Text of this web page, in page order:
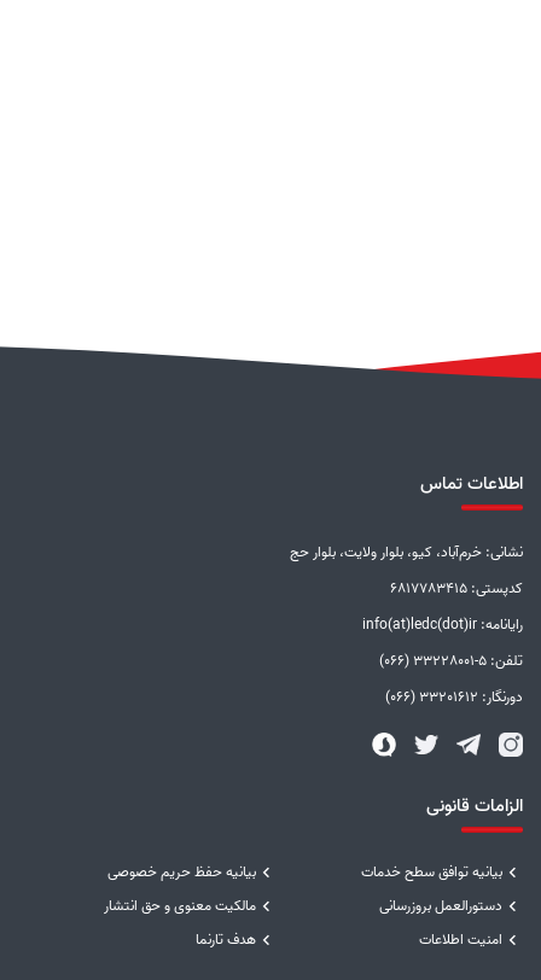
اطلاعات تماس
نشانی: خرم‌آباد، کیو، بلوار ولایت، بلوار حج
کدپستی: 6817783415
رایانامه: info(at)ledc(dot)ir
تلفن: 5-33228001 (066)
دورنگار: 33201612 (066)
الزامات قانونی
بیانیه توافق سطح خدمات
بیانیه حفظ حریم خصوصی
دستورالعمل بروزرسانی
مالکیت معنوی و حق انتشار
امنیت اطلاعات
هدف تارنما